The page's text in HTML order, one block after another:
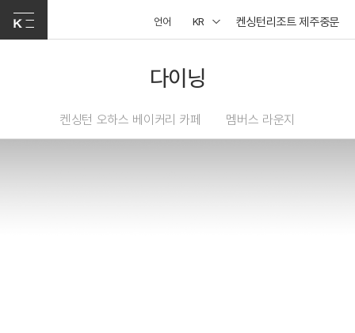
언어 KR 켄싱턴리조트 제주중문
다이닝
켄싱턴 오하스 베이커리 카페 멤버스 라운지